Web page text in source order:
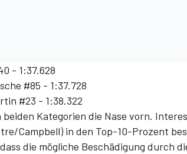
- 1:37.628
#85 - 1:37.728
#23 - 1:38.322
beiden Kategorien die Nase vorn.
Campbell) in den Top-10-Prozent
die mögliche Beschädigung durch